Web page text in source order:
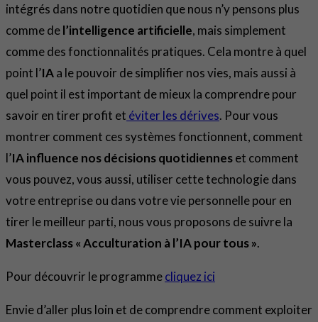
intégrés dans notre quotidien que nous n’y pensons plus
comme del’intelligence artificielle, mais simplement
comme des fonctionnalités pratiques. Cela montre à quel
point l’IAa le pouvoir de simplifier nos vies, mais aussi à
quel point il est important de mieux la comprendre pour
savoir en tirer profit et éviter les dérives. Pour vous
montrer comment ces systèmes fonctionnent, comment
l’IA influence nos décisions quotidienneset comment
vous pouvez, vous aussi, utiliser cette technologie dans
votre entreprise ou dans votre vie personnelle pour en
tirer le meilleur parti, nous vous proposons de suivre la
Masterclass « Acculturation à l’IA pour tous ».
Pour découvrir le programmecliquez ici
Envie d’aller plus loin et de comprendre comment exploiter